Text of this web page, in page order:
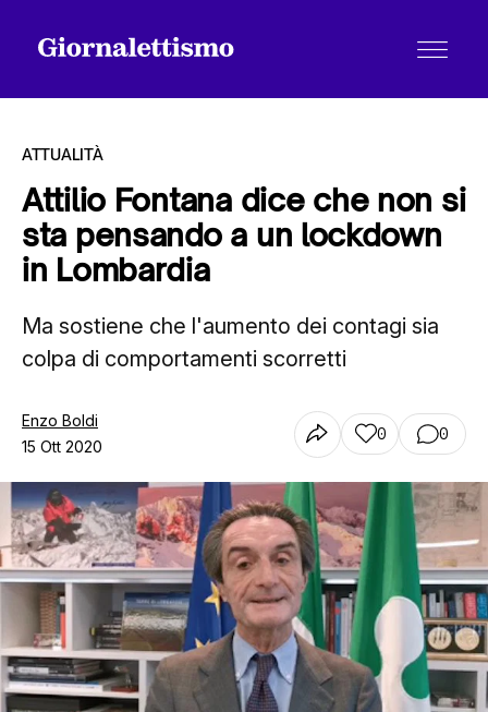
Tutti gli articoli
Chi siamo
Contatti
ATTUALITÀ
Attilio Fontana dice che non si
sta pensando a un lockdown
in Lombardia
Ma sostiene che l'aumento dei contagi sia
colpa di comportamenti scorretti
Enzo Boldi
15 Ott 2020
0 0